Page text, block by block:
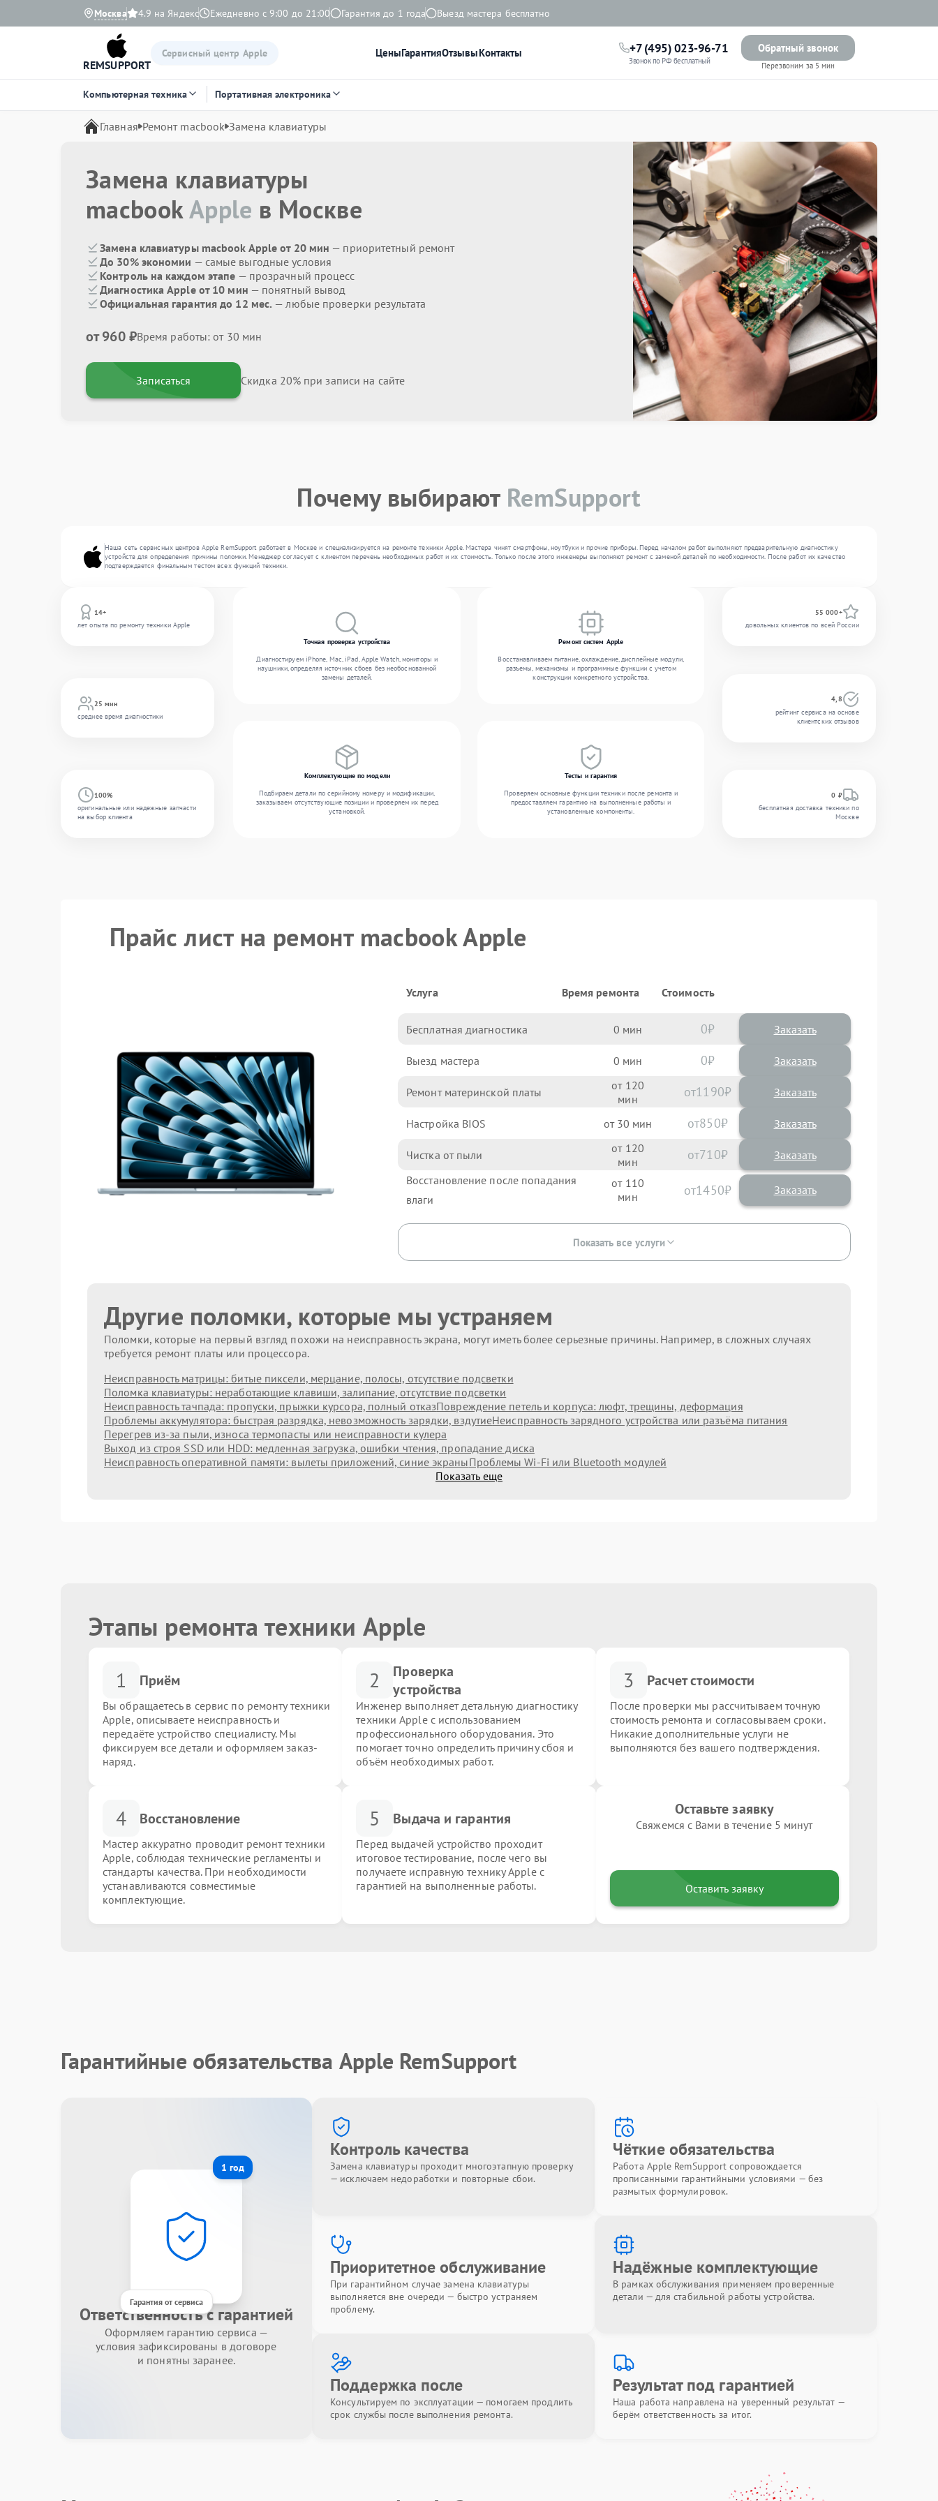
Москва 4.9 на Яндекс Ежедневно с 9:00 до 21:00 Гарантия до 1 года Выезд мастера бесплатно
REMSUPPORT
Сервисный центр Apple ЦеныГарантияОтзывыКонтакты +7 (495) 023-96-71
Звонок по РФ бесплатный
Обратный звонок
Перезвоним за 5 мин
Компьютерная техника Портативная электроника
Главная Ремонт macbook Замена клавиатуры
Замена клавиатуры
macbookApple в Москве
Замена клавиатуры macbook Apple от 20 мин — приоритетный ремонт
До 30% экономии — самые выгодные условия
Контроль на каждом этапе — прозрачный процесс
Диагностика Apple от 10 мин — понятный вывод
Официальная гарантия до 12 мес. — любые проверки результата
от 960 ₽Время работы: от 30 мин
Записаться Скидка 20% при записи на сайте
Почему выбирают RemSupport
Наша сеть сервисных центров Apple RemSupport работает в Москве и специализируется на ремонте техники Apple. Мастера чинят смартфоны, ноутбуки и прочие приборы. Перед началом работ выполняют предварительную диагностику
устройств для определения причины поломки. Менеджер согласует с клиентом перечень необходимых работ и их стоимость. Только после этого инженеры выполняют ремонт с заменой деталей по необходимости. После работ их качество
подтверждается финальным тестом всех функций техники.
14+
лет опыта по ремонту техники Apple
25 мин
среднее время диагностики
100%
оригинальные или надежные запчасти
на выбор клиента
Точная проверка устройства
Диагностируем iPhone, Mac, iPad, Apple Watch, мониторы и
наушники, определяя источник сбоев без необоснованной
замены деталей.
Ремонт систем Apple
Восстанавливаем питание, охлаждение, дисплейные модули,
разъемы, механизмы и программные функции с учетом
конструкции конкретного устройства.
Комплектующие по модели
Подбираем детали по серийному номеру и модификации,
заказываем отсутствующие позиции и проверяем их перед
установкой.
Тесты и гарантия
Проверяем основные функции техники после ремонта и
предоставляем гарантию на выполненные работы и
установленные компоненты.
55 000+
довольных клиентов по всей России
4,8
рейтинг сервиса на основе
клиентских отзывов
0 ₽
бесплатная доставка техники по
Москве
Прайс лист на ремонт macbook Apple
Услуга Время ремонта Стоимость
Бесплатная диагностика 0 0 Заказать
Выезд мастера 0 0 Заказать
Ремонт материнской платы 120 1190
Настройка BIOS 30 850
Чистка от пыли 120 710
Восстановление после попадания
влаги
110 1450
Показать все услуги
Другие поломки, которые мы устраняем
Поломки, которые на первый взгляд похожи на неисправность экрана, могут иметь более серьезные причины. Например, в сложных случаях
требуется ремонт платы или процессора.
Неисправность матрицы: битые пиксели, мерцание, полосы, отсутствие подсветки
Поломка клавиатуры: неработающие клавиши, залипание, отсутствие подсветки
Неисправность тачпада: пропуски, прыжки курсора, полный отказПовреждение петель и корпуса: люфт, трещины, деформация
Проблемы аккумулятора: быстрая разрядка, невозможность зарядки, вздутиеНеисправность зарядного устройства или разъёма питания
Перегрев из‑за пыли, износа термопасты или неисправности кулера
Выход из строя SSD или HDD: медленная загрузка, ошибки чтения, пропадание диска
Неисправность оперативной памяти: вылеты приложений, синие экраныПроблемы Wi‑Fi или Bluetooth модулей
Показать еще
Этапы ремонта техники Apple
1 Приём
Вы обращаетесь в сервис по ремонту техники
Apple, описываете неисправность и
передаёте устройство специалисту. Мы
фиксируем все детали и оформляем заказ-
наряд.
2
Проверка
устройства
Инженер выполняет детальную диагностику
техники Apple с использованием
профессионального оборудования. Это
помогает точно определить причину сбоя и
объём необходимых работ.
3 Расчет стоимости
После проверки мы рассчитываем точную
стоимость ремонта и согласовываем сроки.
Никакие дополнительные услуги не
выполняются без вашего подтверждения.
4 Восстановление
Мастер аккуратно проводит ремонт техники
Apple, соблюдая технические регламенты и
стандарты качества. При необходимости
устанавливаются совместимые
комплектующие.
5 Выдача и гарантия
Перед выдачей устройство проходит
итоговое тестирование, после чего вы
получаете исправную технику Apple с
гарантией на выполненные работы.
Оставьте заявку
Свяжемся с Вами в течение 5 минут
Оставить заявку
Гарантийные обязательства Apple RemSupport
1 год
Гарантия от сервиса
Ответственность с гарантией
Оформляем гарантию сервиса —
условия зафиксированы в договоре
и понятны заранее.
Контроль качества
Замена клавиатуры проходит многоэтапную проверку
— исключаем недоработки и повторные сбои.
Чёткие обязательства
Работа Apple RemSupport сопровождается
прописанными гарантийными условиями — без
размытых формулировок.
Приоритетное обслуживание
При гарантийном случае замена клавиатуры
выполняется вне очереди — быстро устраняем
проблему.
Надёжные комплектующие
В рамках обслуживания применяем проверенные
детали — для стабильной работы устройства.
Поддержка после
Консультируем по эксплуатации — помогаем продлить
срок службы после выполнения ремонта.
Результат под гарантией
Наша работа направлена на уверенный результат —
берём ответственность за итог.